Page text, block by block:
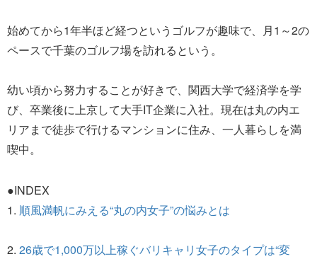
始めてから1年半ほど経つというゴルフが趣味で、月1～2の
ペースで千葉のゴルフ場を訪れるという。
幼い頃から努力することが好きで、関西大学で経済学を学
び、卒業後に上京して大手IT企業に入社。現在は丸の内エ
リアまで徒歩で行けるマンションに住み、一人暮らしを満
喫中。
●INDEX
1. 順風満帆にみえる“丸の内女子”の悩みとは
2. 26歳で1,000万以上稼ぐバリキャリ女子のタイプは“変